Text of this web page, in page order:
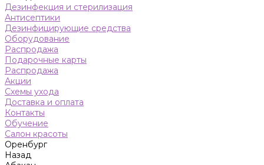
Дезинфекция и стерилизация
Антисептики
Дезинфицирующие средства
Оборудование
Распродажа
Подарочные карты
Распродажа
Акции
Схемы ухода
Доставка и оплата
Контакты
Обучение
Салон красоты
Оренбург
Назад